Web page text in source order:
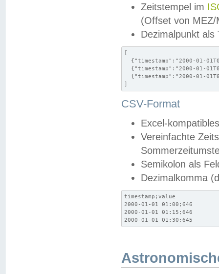
Zeitstempel im
(Offset von MEZ/
Dezimalpunkt als
[
{"timestamp":"2000-01-
{"timestamp":"2000-01-
{"timestamp":"2000-01-
]
CSV-Format
Excel-
Vereinfachte
Semikolon als
Dezimalkomma
timestamp;value
2000-01-01 01:00;646
2000-01-01 01:15;646
2000-01-01 01:30;645